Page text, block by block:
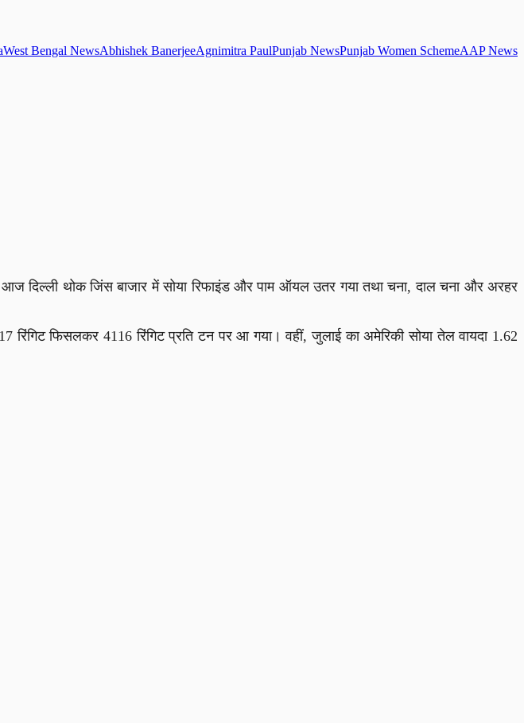
West Bengal NewsAbhishek BanerjeeAgnimitra PaulPunjab NewsPunjab Women SchemeAAP News
दिल्ली थोक जिंस बाजार में सोया रिफाइंड और पाम ऑयल उतर गया तथा चना, दाल चना और अरहर
फिसलकर 4116 रिंगिट प्रति टन पर आ गया। वहीं, जुलाई का अमेरिकी सोया तेल वायदा 1.62